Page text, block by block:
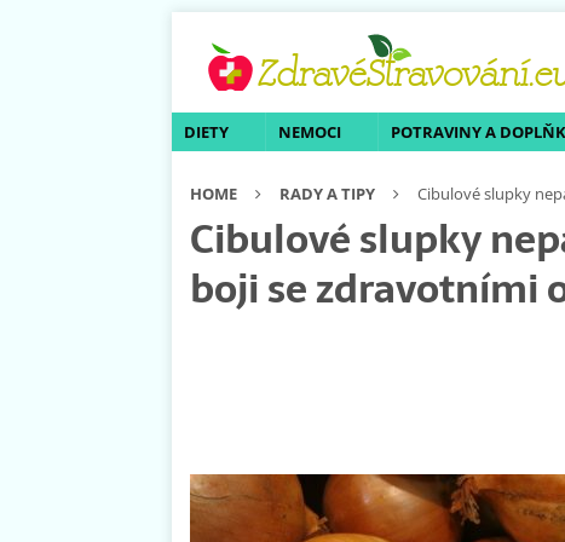
DIETY NEMOCI POTRAVINY A
HOME RADY A TIPY Cibulové slupky
Cibulové slupky
boji se zdravotními